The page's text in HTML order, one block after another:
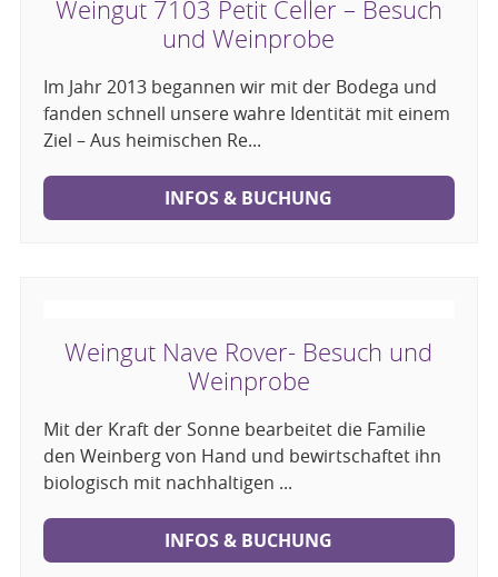
Weingut 7103 Petit Celler – Besuch
und Weinprobe
Im Jahr 2013 begannen wir mit der Bodega und
fanden schnell unsere wahre Identität mit einem
Ziel – Aus heimischen Re...
INFOS & BUCHUNG
Weingut Nave Rover- Besuch und
Weinprobe
Mit der Kraft der Sonne bearbeitet die Familie
den Weinberg von Hand und bewirtschaftet ihn
biologisch mit nachhaltigen ...
INFOS & BUCHUNG